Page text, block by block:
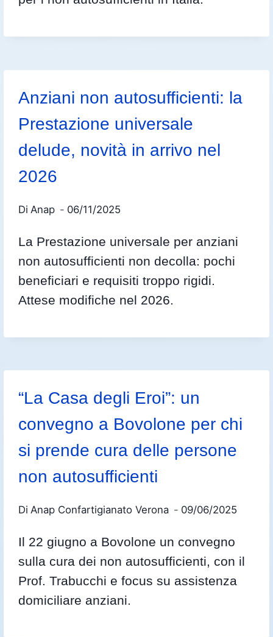
Anziani non autosufficienti: la
Prestazione universale
delude, novità in arrivo nel
2026
Di Anap 06/11/2025
La Prestazione universale per anziani
non autosufficienti non decolla: pochi
beneficiari e requisiti troppo rigidi.
Attese modifiche nel 2026.
“La Casa degli Eroi”: un
convegno a Bovolone per chi
si prende cura delle persone
non autosufficienti
Di Anap Confartigianato Verona 09/06/2025
Il 22 giugno a Bovolone un convegno
sulla cura dei non autosufficienti, con il
Prof. Trabucchi e focus su assistenza
domiciliare anziani.